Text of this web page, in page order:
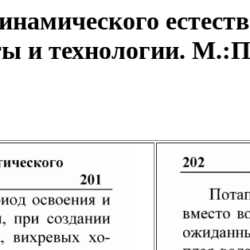
и технологии.